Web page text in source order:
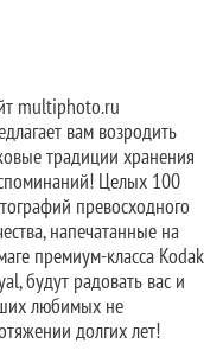
multiphoto.ru
вам возродить
традиции хранения
Целых 100
превосходного
напечатанные на
премиум-класса Kodak
будут радовать вас и
любимых не
долгих лет!